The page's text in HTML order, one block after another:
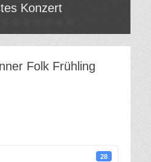
Konzert
Folk Frühling
28